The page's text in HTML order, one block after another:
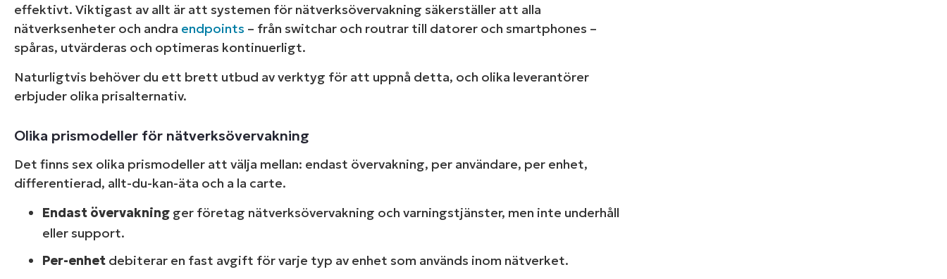
effektivt. Viktigast av allt är att systemen för nätverksövervakning säkerställer att alla
nätverksenheter och andra endpoints – från switchar och routrar till datorer och smartphones –
spåras, utvärderas och optimeras kontinuerligt.
Naturligtvis behöver du ett brett utbud av verktyg för att uppnå detta, och olika leverantörer
erbjuder olika prisalternativ.
Olika prismodeller för nätverksövervakning
Det finns sex olika prismodeller att välja mellan: endast övervakning, per användare, per enhet,
differentierad, allt-du-kan-äta och a la carte.
Endast övervakning ger företag nätverksövervakning och varningstjänster, men inte underhåll
eller support.
Per-enhet debiterar en fast avgift för varje typ av enhet som används inom nätverket.